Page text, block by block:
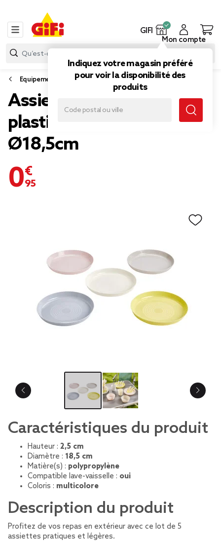
GIFI
Indiquez votre magasin préféré
pour voir la disponibilité des
produits
Mon compte
Equipement de caravaning
Assiette à pique-nique x5
plastique réutilisable
Ø18,5cm
0,95 €
Caractéristiques du produit
Hauteur : 2,5 cm
Diamètre : 18,5 cm
Matière(s) : polypropylène
Compatible lave-vaisselle : oui
Coloris : multicolore
Description du produit
Profitez de vos repas en extérieur avec ce lot de 5
assiettes pratiques et légères.